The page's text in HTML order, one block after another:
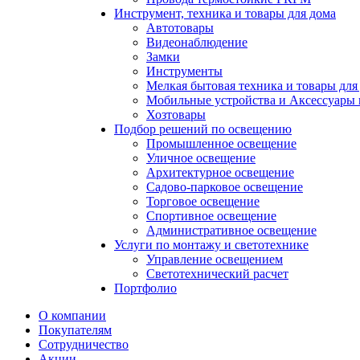
Инструмент, техника и товары для дома
Автотовары
Видеонаблюдение
Замки
Инструменты
Мелкая бытовая техника и товары для
Мобильные устройства и Аксессуары
Хозтовары
Подбор решений по освещению
Промышленное освещение
Уличное освещение
Архитектурное освещение
Садово-парковое освещение
Торговое освещение
Спортивное освещение
Административное освещение
Услуги по монтажу и светотехнике
Управление освещением
Светотехнический расчет
Портфолио
О компании
Покупателям
Сотрудничество